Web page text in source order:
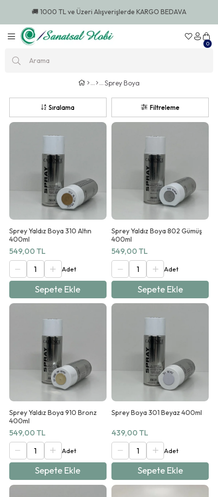
🚚 1000 TL ve Üzeri Alışverişlerde KARGO BEDAVA
0
Sprey Boya
Filtreleme
Sıralama
Sprey Yaldız Boya 310 Altın
400ml
549,00 TL
Sepete Ekle
Sprey Yaldız Boya 802 Gümüş
400ml
549,00 TL
Sepete Ekle
Sprey Yaldız Boya 910 Bronz
400ml
549,00 TL
Sepete Ekle
Sprey Boya 301 Beyaz 400ml
439,00 TL
Sepete Ekle